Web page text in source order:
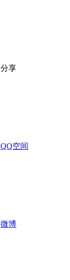
分享
QQ空间
微博